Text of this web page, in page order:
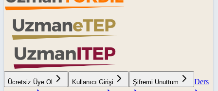
Ücretsiz Üye Ol Kullanıcı Girişi Şifremi Unuttum
Ders